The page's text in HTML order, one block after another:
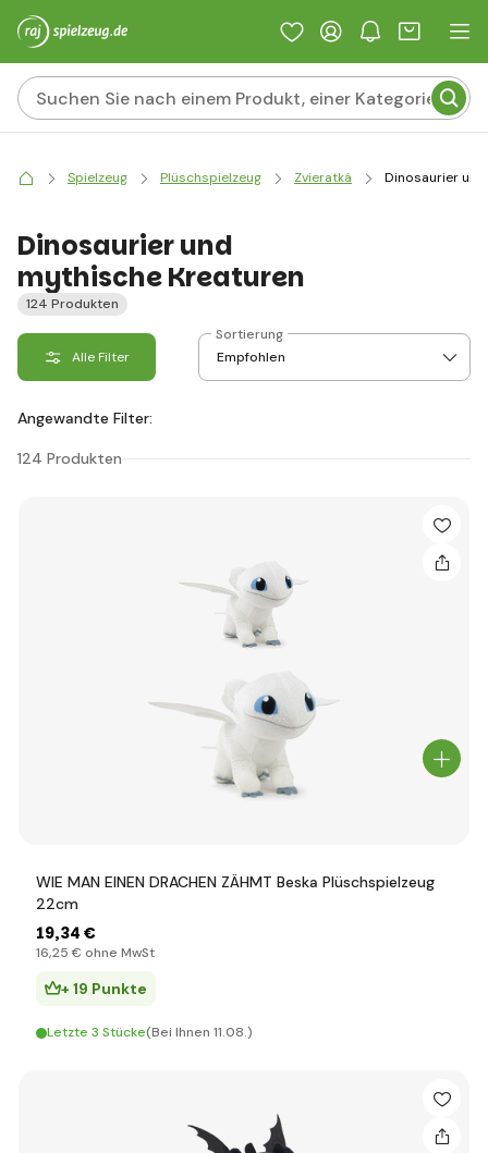
Spielzeug Plüschspielzeug Zvieratká Dinosaurier
Dinosaurier und
mythische Kreaturen
124 Produkten
Alle Filter
Sortierung
Angewandte Filter:
124 Produkten
WIE MAN EINEN DRACHEN ZÄHMT Beska Plüschspielzeug
22cm
19,34 €
16,25 € ohne MwSt
+ 19 Punkte
Letzte 3 Stücke(Bei Ihnen 11.08.)